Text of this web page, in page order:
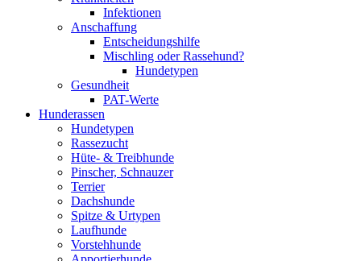
Infektionen
Anschaffung
Entscheidungshilfe
Mischling oder Rassehund?
Hundetypen
Gesundheit
PAT-Werte
Hunderassen
Hundetypen
Rassezucht
Hüte- & Treibhunde
Pinscher, Schnauzer
Terrier
Dachshunde
Spitze & Urtypen
Laufhunde
Vorstehhunde